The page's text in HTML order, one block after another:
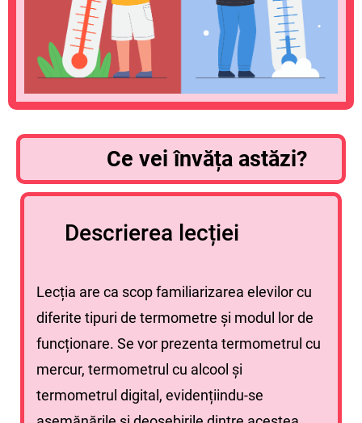
Ce vei învăța astăzi?
Descrierea lecției
Lecția are ca scop familiarizarea elevilor cu
diferite tipuri de termometre și modul lor de
funcționare. Se vor prezenta termometrul cu
mercur, termometrul cu alcool și
termometrul digital, evidențiindu-se